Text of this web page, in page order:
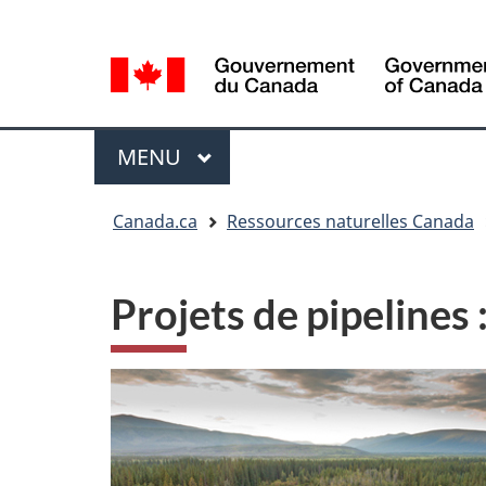
de
la
langue
selection
Menu
MENU PRINCIPAL
Canada.ca Ressources naturelles Canada
Projets de